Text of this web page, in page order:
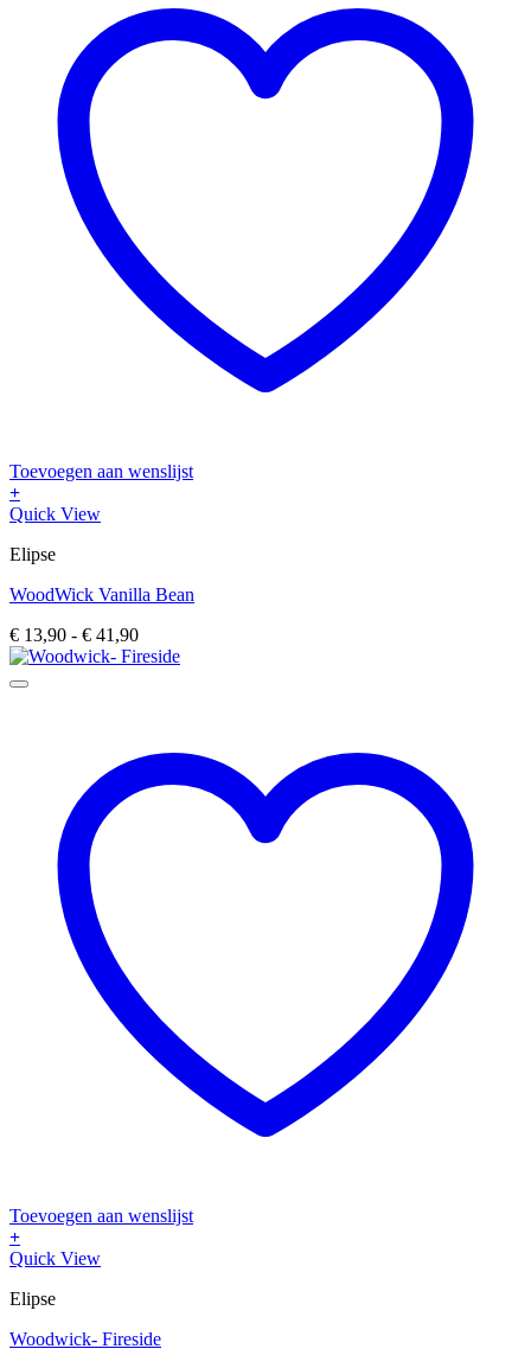
productpagina
Toevoegen aan wenslijst
+
Dit
heeft
variaties.
optie
kan
gekozen
productpagina
Quick View
Elipse
WoodWick Vanilla Bean
€ 13,90 - € 41,90Prijsklasse:
€ 13,90
Toevoegen aan wenslijst
+
Dit
heeft
variaties.
Quick View
Elipse
Woodwick- Fireside